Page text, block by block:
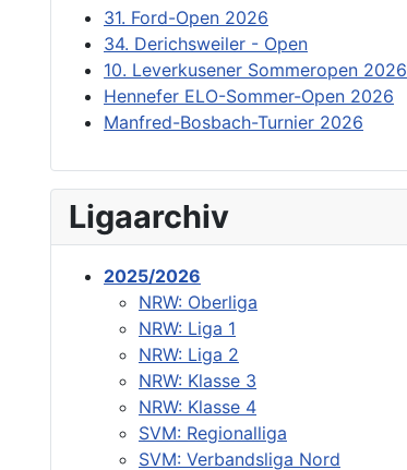
31. Ford-Open 2026
34. Derichsweiler - Open
10. Leverkusener Sommeropen 2026
Hennefer ELO-Sommer-Open 2026
Manfred-Bosbach-Turnier 2026
Ligaarchiv
2025/2026
NRW: Oberliga
NRW: Liga 1
NRW: Liga 2
NRW: Klasse 3
NRW: Klasse 4
SVM: Regionalliga
SVM: Verbandsliga Nord